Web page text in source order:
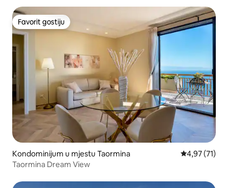
Favorit gostiju
Favorit gostiju
Kondominijum u mjestu Taormina prosječna
4,97 (71)
Taormina Dream View